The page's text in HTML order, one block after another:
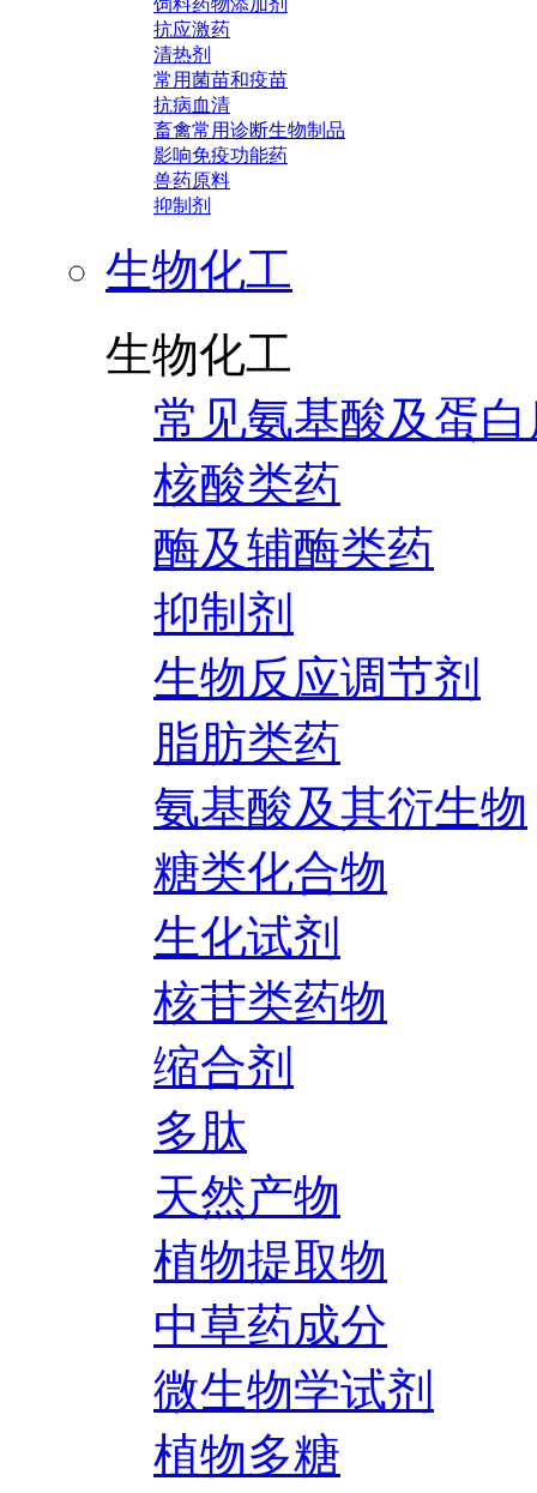
饲料药物添加剂
抗应激药
清热剂
常用菌苗和疫苗
抗病血清
畜禽常用诊断生物制品
影响免疫功能药
兽药原料
抑制剂
生物化工
生物化工
常见氨基酸及蛋
核酸类药
酶及辅酶类药
抑制剂
生物反应调节剂
脂肪类药
氨基酸及其衍生物
糖类化合物
生化试剂
核苷类药物
缩合剂
多肽
天然产物
植物提取物
中草药成分
微生物学试剂
植物多糖